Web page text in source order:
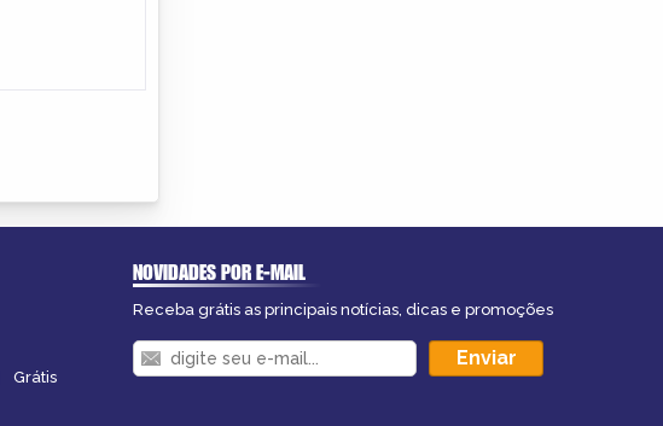
Grátis
NOVIDADES POR E-MAIL
Receba grátis as principais notícias, dicas e promoções